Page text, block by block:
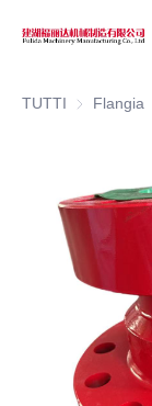
TUTTI Flangia
Products
About Us
Support